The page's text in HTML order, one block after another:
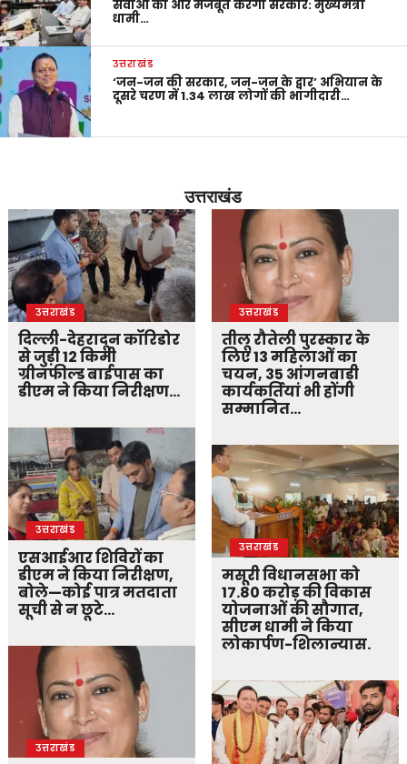
सेवाओं को और मजबूत करेगी सरकार: मुख्यमंत्री
धामी…
उत्तराखंड
‘जन-जन की सरकार, जन-जन के द्वार’ अभियान के
दूसरे चरण में 1.34 लाख लोगों की भागीदारी…
उत्तराखंड
उत्तराखंड
दिल्ली-देहरादून कॉरिडोर
से जुड़ी 12 किमी
ग्रीनफील्ड बाईपास का
डीएम ने किया निरीक्षण…
उत्तराखंड
एसआईआर शिविरों का
डीएम ने किया निरीक्षण,
बोले—कोई पात्र मतदाता
सूची से न छूटे…
उत्तराखंड
उत्तराखंड
तीलू रौतेली पुरस्कार के
लिए 13 महिलाओं का
चयन, 35 आंगनबाड़ी
कार्यकर्तियां भी होंगी
सम्मानित…
उत्तराखंड
मसूरी विधानसभा को
17.80 करोड़ की विकास
योजनाओं की सौगात,
सीएम धामी ने किया
लोकार्पण-शिलान्यास.